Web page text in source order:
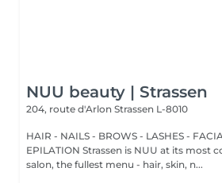
NUU beauty | Strassen
204, route d'Arlon Strassen L-8010
HAIR - NAILS - BROWS - LASHES -
EPILATION Strassen is NUU at its most
salon, the fullest menu - hair, skin, n...